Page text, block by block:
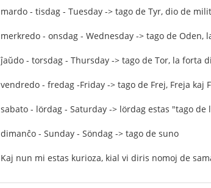
mardo - tisdag - Tuesday -> tago de Tyr, dio de
merkredo - onsdag - Wednesday -> tago de Oden,
ĵaŭdo - torsdag - Thursday -> tago de Tor, la forta
vendredo - fredag -Friday -> tago de Frej, Freja kaj
sabato - lördag - Saturday -> lördag estas "tago de
dimanĉo - Sunday - Söndag -> tago de suno
Kaj nun mi estas kurioza, kial vi diris nomoj de